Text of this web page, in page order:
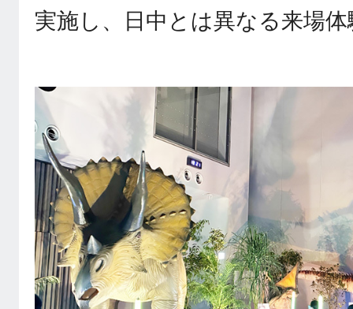
実施し、日中とは異なる来場